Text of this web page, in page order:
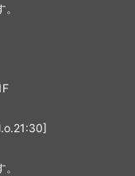
]